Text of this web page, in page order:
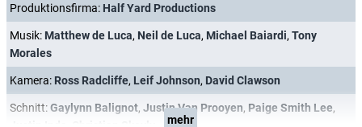
Produktionsfirma: Half Yard Productions
Musik: Matthew de Luca, Neil de Luca, Michael Baiardi, Tony
Morales
Kamera: Ross Radcliffe, Leif Johnson, David Clawson
Schnitt:Gaylynn Balignot, Justin Van Prooyen, Paige Smith Lee,
mehr